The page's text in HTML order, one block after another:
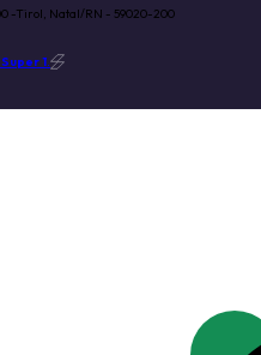
-Tirol, Natal/RN - 59020-200
Super 1.